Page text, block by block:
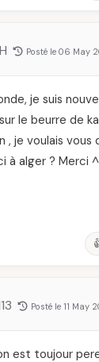
Posté le 06 May
je suis
le beurre de
, je voulais vous
à alger ? Merci
Posté le 11 May
est toujour